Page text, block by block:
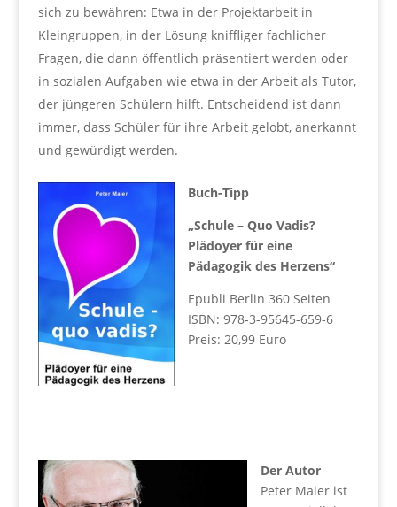
sich zu bewähren: Etwa in der Projektarbeit in
Kleingruppen, in der Lösung kniffliger fachlicher
Fragen, die dann öffentlich präsentiert werden oder
in sozialen Aufgaben wie etwa in der Arbeit als Tutor,
der jüngeren Schülern hilft. Entscheidend ist dann
immer, dass Schüler für ihre Arbeit gelobt, anerkannt
und gewürdigt werden.
Buch-Tipp
„Schule – Quo Vadis?
Plädoyer für eine
Pädagogik des Herzens“
Epubli Berlin 360 Seiten
ISBN: 978-3-95645-659-6
Preis: 20,99 Euro
Der Autor
Peter Maier ist